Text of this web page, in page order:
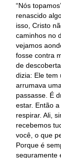
“Nós
renascido
isso, Cristo
caminhos no
vejamos
fosse contra
de
dizia: Ele tem
arrumava
passasse. É
estar. Então
respirar. Ali,
recebemos
você, o que
Porque é
seguramente